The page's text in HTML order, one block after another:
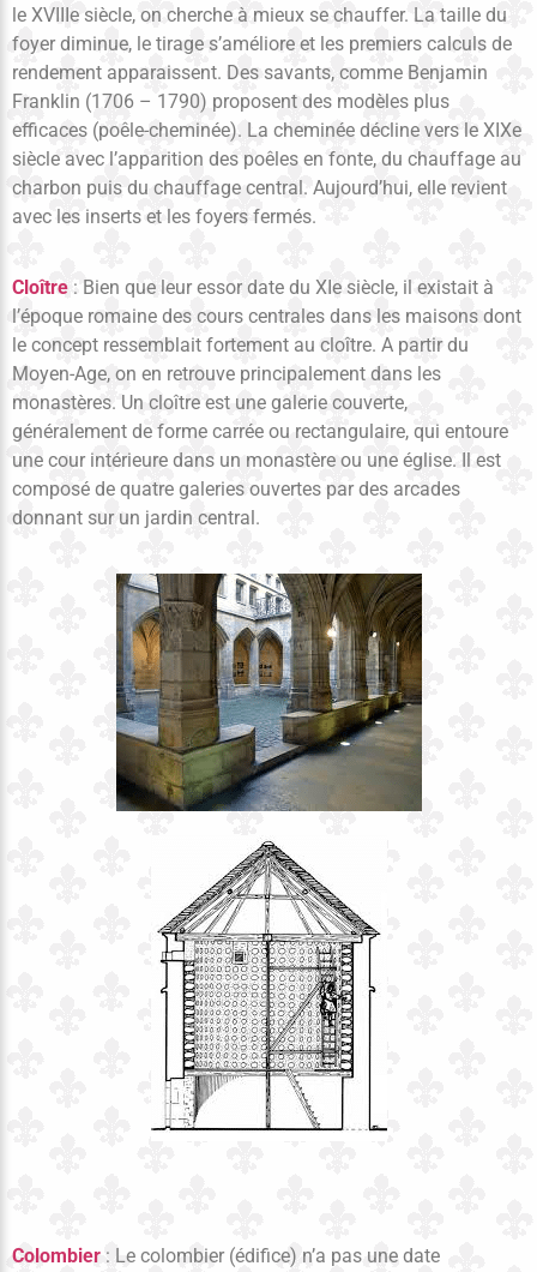
le XVIIIe siècle, on cherche à mieux se chauffer. La taille du
foyer diminue, le tirage s’améliore et les premiers calculs de
rendement apparaissent. Des savants, comme Benjamin
Franklin (1706 – 1790) proposent des modèles plus
efficaces (poêle-cheminée). La cheminée décline vers le XIXe
siècle avec l’apparition des poêles en fonte, du chauffage au
charbon puis du chauffage central. Aujourd’hui, elle revient
avec les inserts et les foyers fermés.
Cloître : Bien que leur essor date du XIe siècle, il existait à
l’époque romaine des cours centrales dans les maisons dont
le concept ressemblait fortement au cloître. A partir du
Moyen-Age, on en retrouve principalement dans les
monastères. Un cloître est une galerie couverte,
généralement de forme carrée ou rectangulaire, qui entoure
une cour intérieure dans un monastère ou une église. Il est
composé de quatre galeries ouvertes par des arcades
donnant sur un jardin central.
Colombier : Le colombier (édifice) n’a pas une date